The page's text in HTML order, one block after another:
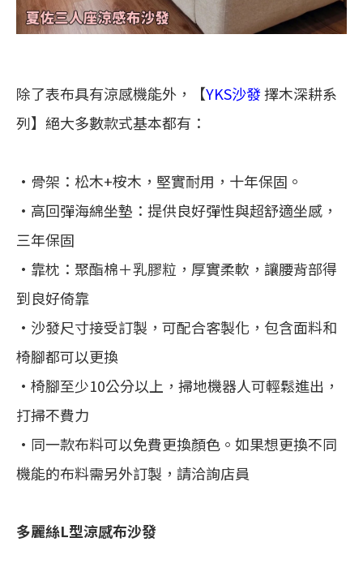
除了表布具有涼感機能外，【YKS沙發擇木深耕系
列】絕大多數款式基本都有：
•骨架：松木+桉木，堅實耐用，十年保固。
•高回彈海綿坐墊：提供良好彈性與超舒適坐感，
三年保固
•靠枕：聚酯棉＋乳膠粒，厚實柔軟，讓腰背部得
到良好倚靠
•沙發尺寸接受訂製，可配合客製化，包含面料和
椅腳都可以更換
•椅腳至少10公分以上，掃地機器人可輕鬆進出，
打掃不費力
•同一款布料可以免費更換顏色。如果想更換不同
機能的布料需另外訂製，請洽詢店員
多麗絲L型涼感布沙發